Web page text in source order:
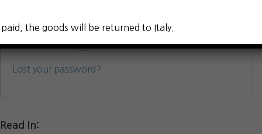
Remember me
LOG IN
Lost your password?
Read In:
the goods will be returned to Italy.